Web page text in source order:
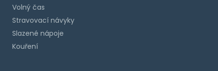
Volný čas
Stravovací návyky
Slazené nápoje
Kouření